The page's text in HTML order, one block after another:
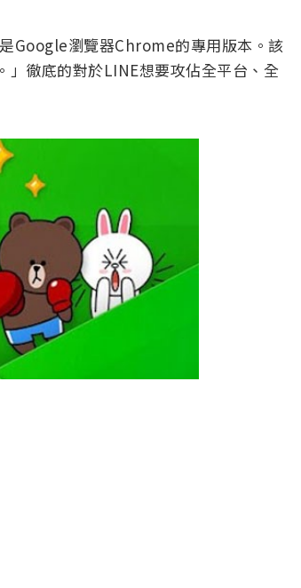
Google瀏覽器Chrome的專用版本。該
」徹底的對於LINE想要攻佔全平台、全